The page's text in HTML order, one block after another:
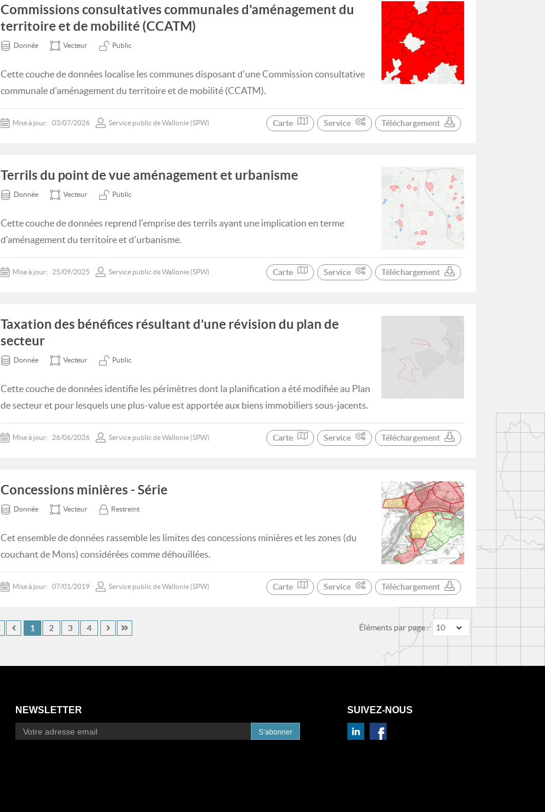
Commissions consultatives communales d'aménagement du
territoire et de mobilité (CCATM)
Donnée Vecteur Public
Cette couche de données localise les communes disposant d'une Commission consultative
communale d'aménagement du territoire et de mobilité (CCATM).
Mise à jour: 03/07/2026 Service public de Wallonie (SPW) Carte Service Téléchargement
Terrils du point de vue aménagement et urbanisme
Donnée Vecteur Public
Cette couche de données reprend l'emprise des terrils ayant une implication en terme
d'aménagement du territoire et d'urbanisme.
Mise à jour: 25/09/2025 Service public de Wallonie (SPW) Carte Service Téléchargement
Taxation des bénéfices résultant d’une révision du plan de
secteur
Donnée Vecteur Public
Cette couche de données identifie les périmètres dont la planification a été modifiée au Plan
de secteur et pour lesquels une plus-value est apportée aux biens immobiliers sous-jacents.
Mise à jour: 26/06/2026 Service public de Wallonie (SPW) Carte Service Téléchargement
Concessions minières - Série
Donnée Vecteur Restreint
Cet ensemble de données rassemble les limites des concessions minières et les zones (du
couchant de Mons) considérées comme déhouillées.
Mise à jour: 07/01/2019 Service public de Wallonie (SPW) Carte Service Téléchargement
Éléments par page : 10
1 2 3 4
NEWSLETTER
S’abonner
SUIVEZ-NOUS